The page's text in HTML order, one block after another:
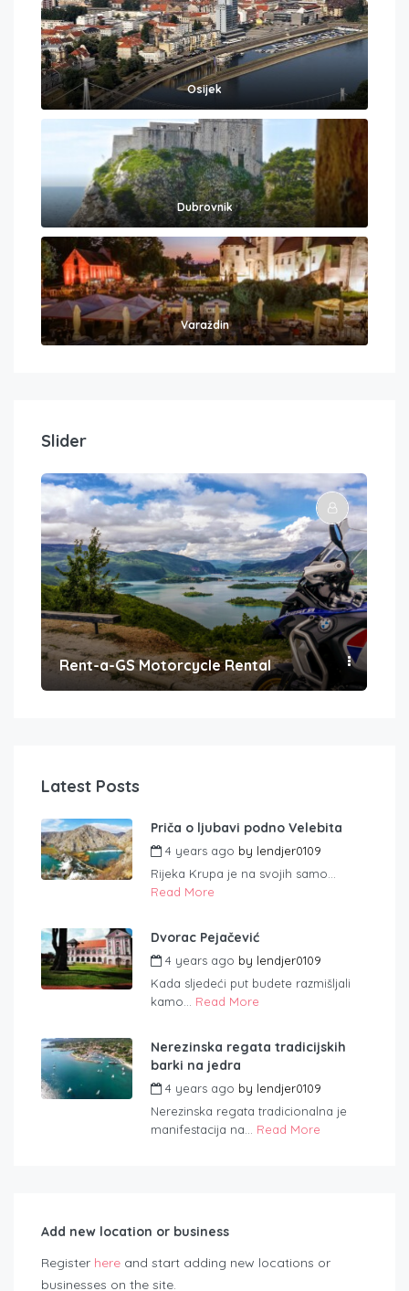
Osijek
Dubrovnik
Varaždin
Slider
Rent-a-GS Motorcycle Rental
Latest Posts
Priča o ljubavi podno Velebita
4 years ago by lendjer0109
Rijeka Krupa je na svojih samo...
Read More
Dvorac Pejačević
4 years ago by lendjer0109
Kada sljedeći put budete razmišljali
kamo... Read More
Nerezinska regata tradicijskih
barki na jedra
4 years ago by lendjer0109
Nerezinska regata tradicionalna je
manifestacija na... Read More
Add new location or business
Register here and start adding new locations or
businesses on the site.